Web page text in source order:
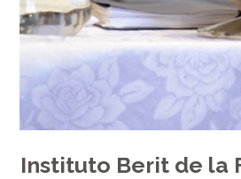
Instituto Berit de la